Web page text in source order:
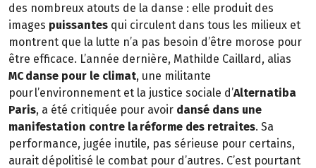
des nombreux atouts de la danse : elle produit des
images puissantes qui circulent dans tous les milieux et
montrent que la lutte n’a pas besoin d’être morose pour
être efficace. L’année dernière, Mathilde Caillard, alias
MC danse pour le climat, une militante
pour l’environnement et la justice sociale d’Alternatiba
Paris, a été critiquée pour avoir dansé dans une
manifestation contre la réforme des retraites. Sa
performance, jugée inutile, pas sérieuse pour certains,
aurait dépolitisé le combat pour d’autres. C’est pourtant